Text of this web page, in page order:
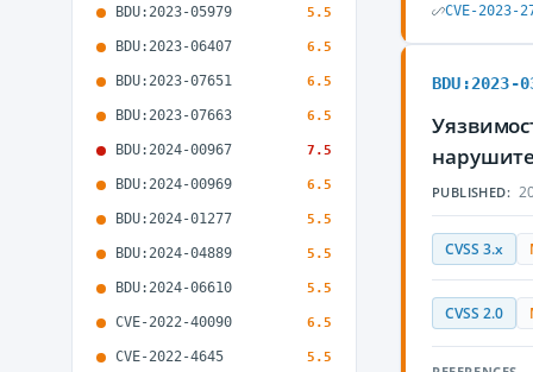
BDU:2023-05979 5.5
BDU:2023-06407 6.5
BDU:2023-07651 6.5
BDU:2023-07663 6.5
BDU:2024-00967 7.5
BDU:2024-00969 6.5
BDU:2024-01277 5.5
BDU:2024-04889 5.5
BDU:2024-06610 5.5
CVE-2022-40090 6.5
CVE-2022-4645 5.5
CVE-2023-
BDU:2023-
PUBLISHED:
CVSS 3.x
CVSS 2.0